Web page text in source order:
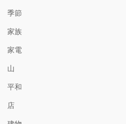
季節
家族
家電
山
平和
店